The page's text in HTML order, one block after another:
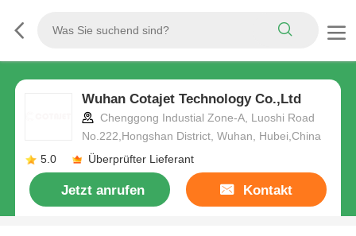
Wuhan Cotajet Technology Co.,Ltd
Chenggong Industial Zone-A, Luoshi Road
No.222,Hongshan District, Wuhan, Hubei,China
5.0
Überprüfter Lieferant
Jetzt anrufen Kontakt